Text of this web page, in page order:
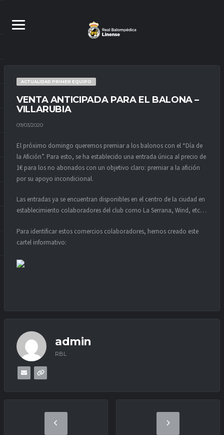
ACTUALIDAD PRIMER EQUIPO
VENTA ANTICIPADA PARA EL BALONA –
VILLARUBIA
09/03/2020
El próximo domingo queremos premiar a los balonos con el “Día de
la Afición”. Para esto, se ha establecido una entrada única al precio de
1€ para los no abonados con un objetivo claro: premiar a la afición
por su apoyo incondicional.
Las entradas ya se encuentran disponibles en el centro de la ciudad en
establecimiento colaboradores del club como La Serrana, Wind, etc…
Para identificar estos comercios colaboradores, hemos creado este
cartel informativo:
admin
RBL